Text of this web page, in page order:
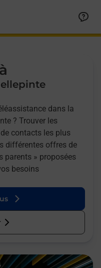
dans la
? Trouver les
contacts les plus
différentes offres de
parents » proposées
besoins